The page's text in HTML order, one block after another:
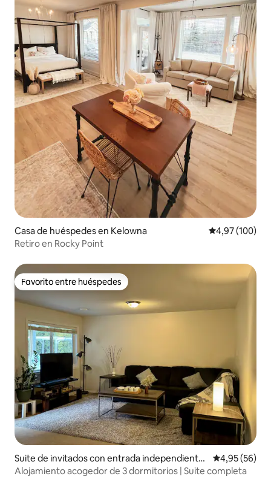
Casa de huéspedes en Kelowna Calificación
4,97 (100)
Retiro en Rocky Point
Favorito entre huéspedes
Favorito entre huéspedes
Suite de invitados con entrada independiente
en Kelowna
Calificación
4,95 (56)
Alojamiento acogedor de 3 dormitorios | Suite completa